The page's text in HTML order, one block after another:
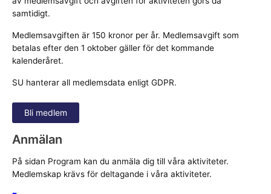
samtidigt.
Medlemsavgiften är 150 kronor per år. Medlemsavgift som
betalas efter den 1 oktober gäller för det kommande
kalenderåret.
SU hanterar all medlemsdata enligt GDPR.
Bli medlem
Anmälan
På sidan Program kan du anmäla dig till våra aktiviteter.
Medlemskap krävs för deltagande i våra aktiviteter.